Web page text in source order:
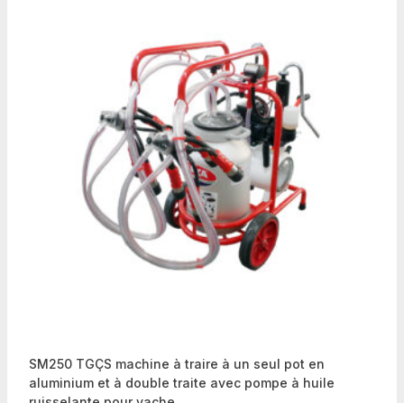
SM250 TGÇS machine à traire à un seul pot en
aluminium et à double traite avec pompe à huile